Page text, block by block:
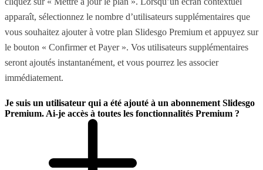
apparaît, sélectionnez le nombre d’utilisateurs supplémentaires que
vous souhaitez ajouter à votre plan Slidesgo Premium et appuyez sur
le bouton « Confirmer et Payer ». Vos utilisateurs supplémentaires
seront ajoutés instantanément, et vous pourrez les associer
immédiatement.
Je suis un utilisateur qui a été ajouté à un abonnement Slidesgo
Premium. Ai-je accès à toutes les fonctionnalités Premium ?